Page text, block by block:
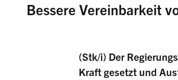
Bessere Vereinbarkeit
(Stk/i) Der
Kraft gesetzt und